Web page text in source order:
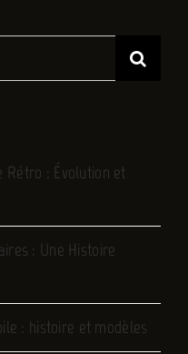
Rétro : Évolution et
: Une Histoire
: histoire et modèles